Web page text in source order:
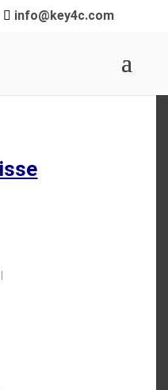
info@key4c.com